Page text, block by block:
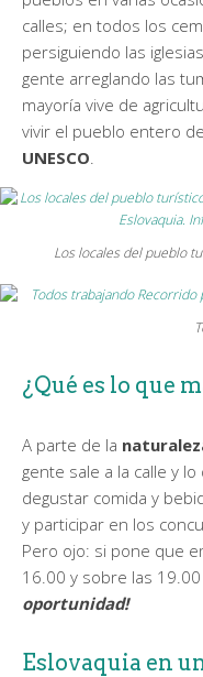
calles; en todos los
persiguiendo las
gente arreglando las
mayoría vive de
vivir el pueblo entero
UNESCO
Los locales del pueblo
¿Qué es lo que
A parte de la
gente sale a la calle y
degustar comida y
y participar en los
Pero ojo: si pone que
16.00 y sobre las
oportunidad!
Eslovaquia en